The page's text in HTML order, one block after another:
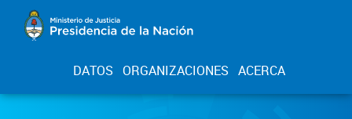
DATOS ORGANIZACIONES ACERCA